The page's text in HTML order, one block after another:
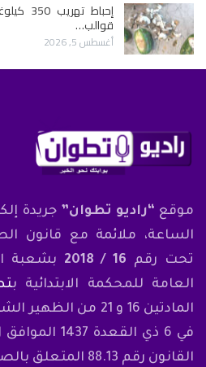
قوالب…
أغسطس 5, 2026
موقع “راديو تطوان” جريدة
الساعة، ملائمة مع قانون
تحت رقم 16 / 2018
بشعبة
العامة للمحكمة الابتدائية ب
القانون رقم 88.13 المتعلق بالصحافة والنشر.